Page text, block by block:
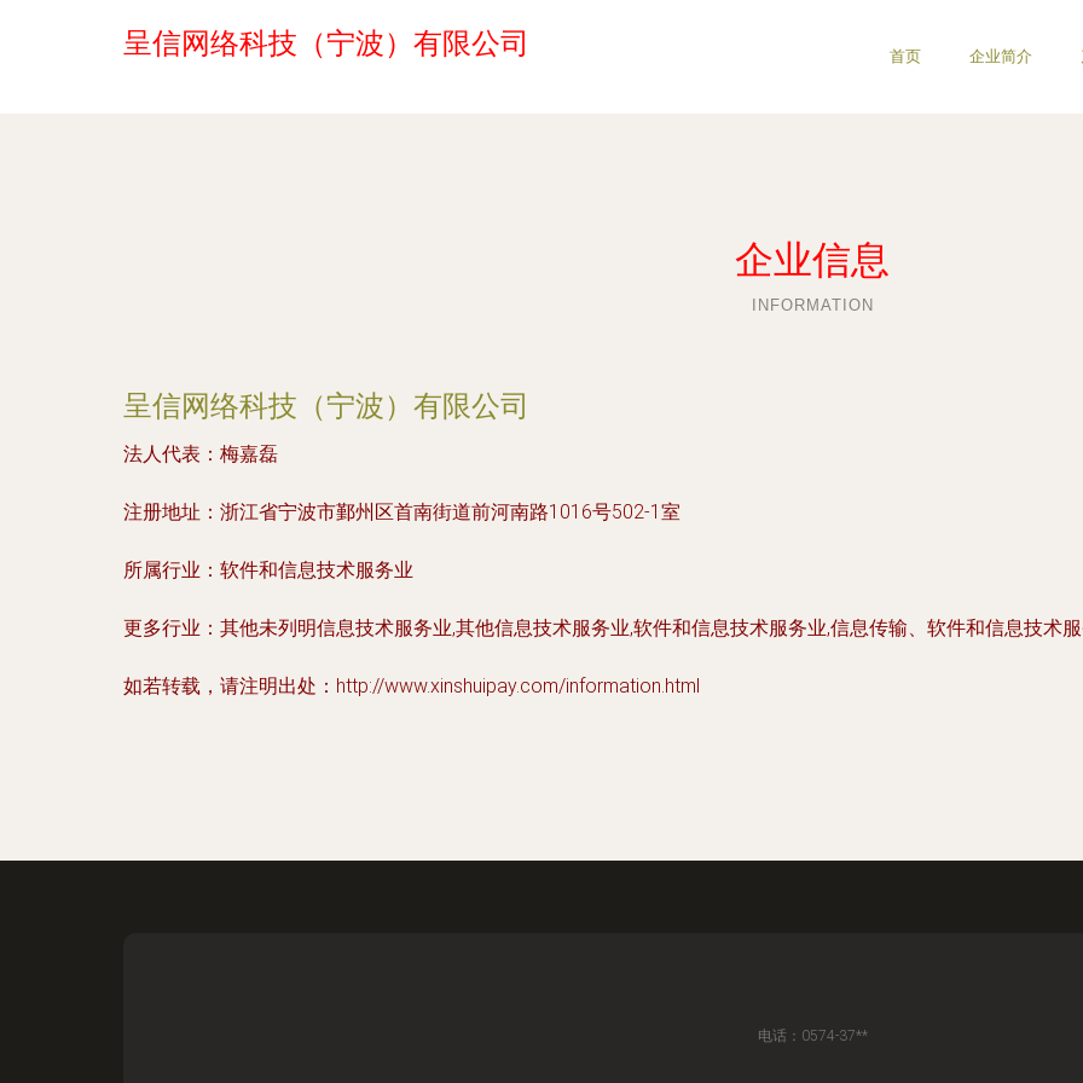
呈信网络科技（宁波）有限公司 首页 企业简介
企业信息
INFORMATION
呈信网络科技（宁波）有限公司
法人代表： 梅嘉磊
注册地址： 浙江省宁波市鄞州区首南街道前河南路1016号502-1室
所属行业： 软件和信息技术服务业
更多行业： 其他未列明信息技术服务业,其他信息技术服务业,软件和信息技术服务业,信息传输、软件和信息技术
如若转载，请注明出处：http://www.xinshuipay.com/information.html
电话：0574-37**